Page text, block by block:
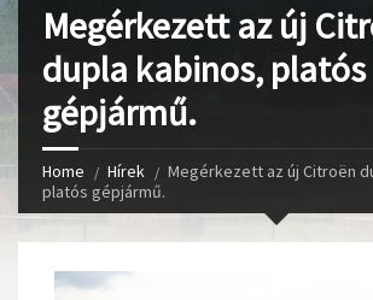
Megérkezett az új
dupla kabinos, platós
gépjármű.
Home Hírek
Megérkezett az új Citroën
platós gépjármű.